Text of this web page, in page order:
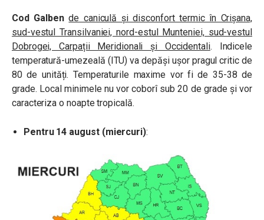
Cod Galben de caniculă și disconfort termic în Crișana,
sud-vestul Transilvaniei, nord-estul Munteniei, sud-vestul
Dobrogei, Carpații Meridionali și Occidentali. Indicele
temperatură-umezeală (ITU) va depăși ușor pragul critic de
80 de unități. Temperaturile maxime vor fi de 35-38 de
grade. Local minimele nu vor coborî sub 20 de grade și vor
caracteriza o noapte tropicală.
Pentru 14 august (miercuri):